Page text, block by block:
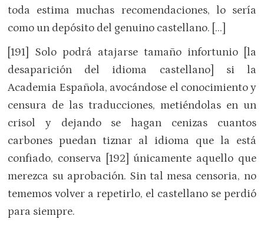
toda estima muchas recomendaciones, lo sería
como un depósito del genuino castellano. […]
[191] Solo podrá atajarse tamaño infortunio [la
desaparición del idioma castellano] si la
Academia Española, avocándose el conocimiento y
censura de las traducciones, metiéndolas en un
crisol y dejando se hagan cenizas cuantos
carbones puedan tiznar al idioma que la está
confiado, conserva [192] únicamente aquello que
merezca su aprobación. Sin tal mesa censoria, no
tememos volver a repetirlo, el castellano se perdió
para siempre.